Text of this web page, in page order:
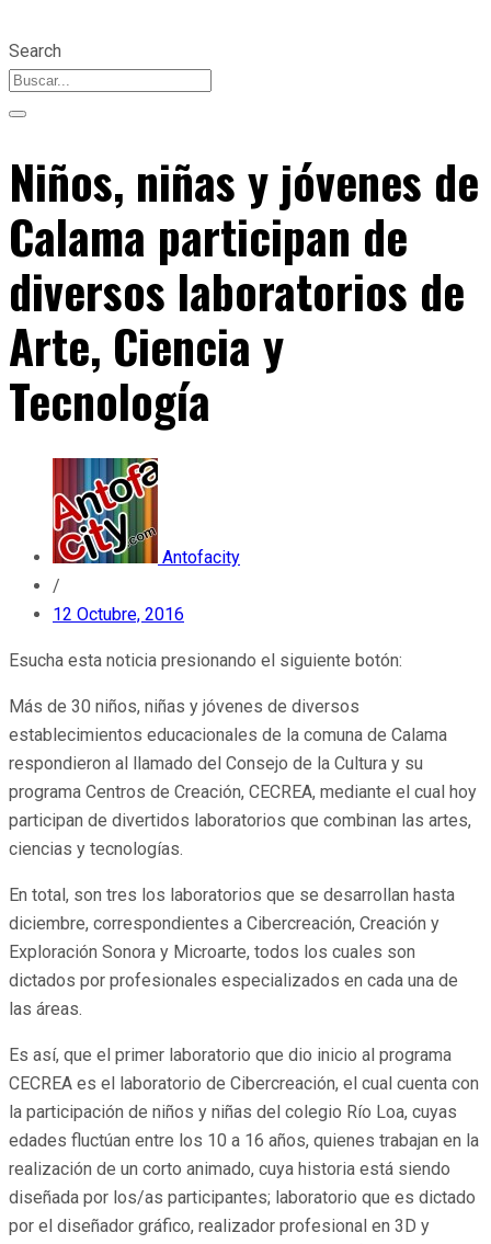
Search
Niños, niñas y jóvenes de
Calama participan de
diversos laboratorios de
Arte, Ciencia y
Tecnología
Antofacity
/
12 Octubre, 2016
Esucha esta noticia presionando el siguiente botón:
Más de 30 niños, niñas y jóvenes de diversos
establecimientos educacionales de la comuna de Calama
respondieron al llamado del Consejo de la Cultura y su
programa Centros de Creación, CECREA, mediante el cual hoy
participan de divertidos laboratorios que combinan las artes,
ciencias y tecnologías.
En total, son tres los laboratorios que se desarrollan hasta
diciembre, correspondientes a Cibercreación, Creación y
Exploración Sonora y Microarte, todos los cuales son
dictados por profesionales especializados en cada una de
las áreas.
Es así, que el primer laboratorio que dio inicio al programa
CECREA es el laboratorio de Cibercreación, el cual cuenta con
la participación de niños y niñas del colegio Río Loa, cuyas
edades fluctúan entre los 10 a 16 años, quienes trabajan en la
realización de un corto animado, cuya historia está siendo
diseñada por los/as participantes; laboratorio que es dictado
por el diseñador gráfico, realizador profesional en 3D y